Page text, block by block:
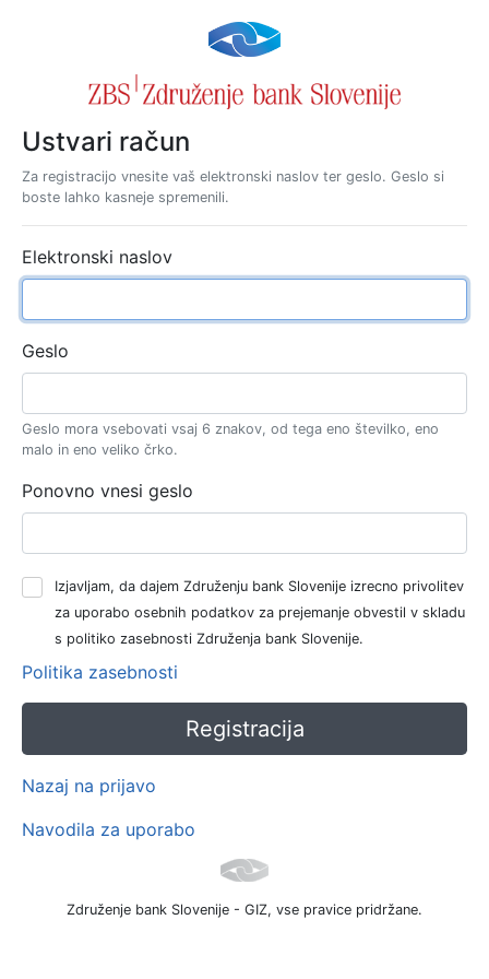
Ustvari račun
Za registracijo vnesite vaš elektronski naslov ter geslo. Geslo si
boste lahko kasneje spremenili.
Elektronski naslov
Geslo
Geslo mora vsebovati vsaj 6 znakov, od tega eno številko, eno
malo in eno veliko črko.
Ponovno vnesi geslo
Izjavljam, da dajem Združenju bank Slovenije izrecno privolitev
za uporabo osebnih podatkov za prejemanje obvestil v skladu
s politiko zasebnosti Združenja bank Slovenije.
Politika zasebnosti
Nazaj na prijavo
Navodila za uporabo
Združenje bank Slovenije - GIZ, vse pravice pridržane.